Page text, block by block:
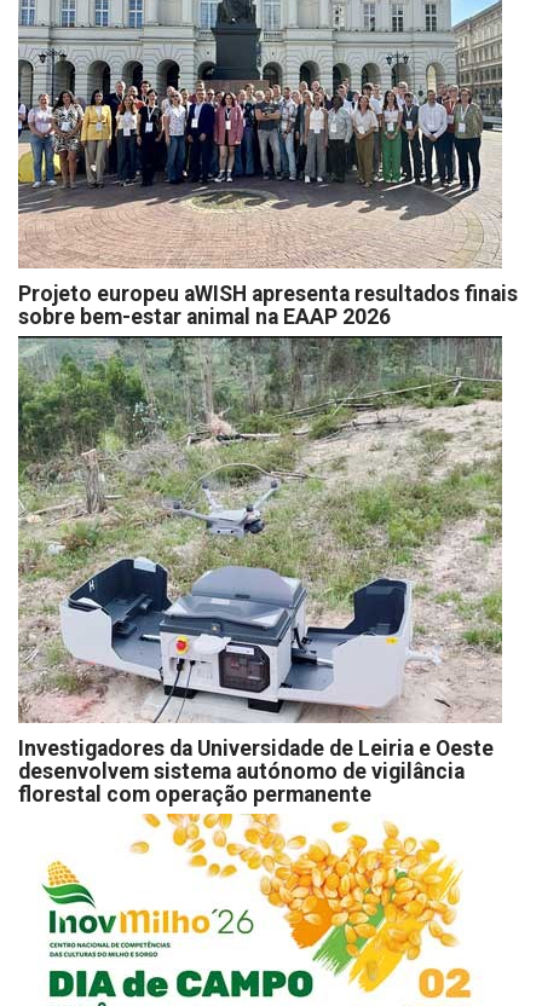
Projeto europeu aWISH apresenta resultados finais
sobre bem-estar animal na EAAP 2026
Investigadores da Universidade de Leiria e Oeste
desenvolvem sistema autónomo de vigilância
florestal com operação permanente